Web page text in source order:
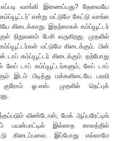
வாங்கி இணைப்பது? தேவையே
என்று மட்டுமே கேட்டு வாங்க
கிடைக்காது. இதற்காகக் கம்ப்யூட்டர்
நிறுவனம் பேசி வருகிறது. முதலில்
மட்டுமே கிடைக்கும். பின்
டாப் கம்ப்யூட்டர் கிடைக்கும். தற்போது
டாப் கம்ப்யூட்டர்களும், லேப் டாப்
இடம் பிடித்து மக்களிடையே பரவி
ஓ.எஸ். முதலில் நெட்புக்
விண்டோஸ், மேக் ஆப்பரேட்டிங்
இல்லாத காலத்தில்
கிடைப்பவை. இப்போது எல்லாமே